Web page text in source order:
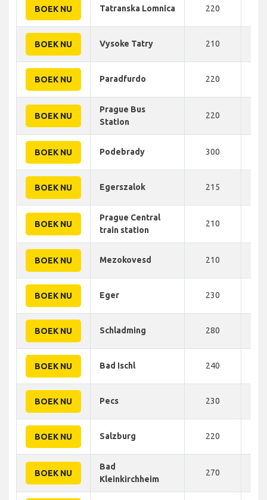
BOEK NU Tatranska Lomnica 220
BOEK NU Vysoke Tatry 210
BOEK NU Paradfurdo 220
BOEK NU
Prague Bus
Station
220
BOEK NU Podebrady 300
BOEK NU Egerszalok 215
BOEK NU
Prague Central
train station
210
BOEK NU Mezokovesd 210
BOEK NU Eger 230
BOEK NU Schladming 280
BOEK NU Bad Ischl 240
BOEK NU Pecs 230
BOEK NU Salzburg 220
BOEK NU
Bad
Kleinkirchheim
270